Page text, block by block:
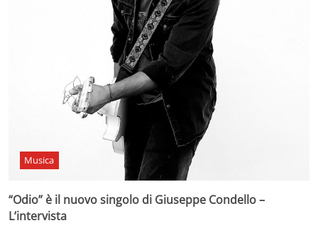
Musica
“Odio” è il nuovo singolo di Giuseppe Condello –
L’intervista